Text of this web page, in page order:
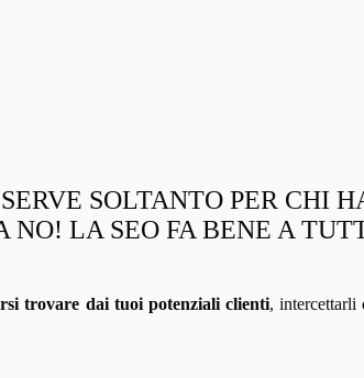
SOLTANTO PER CHI
NO! LA SEO FA BENE A
trovare dai tuoi potenziali clienti, intercettarli